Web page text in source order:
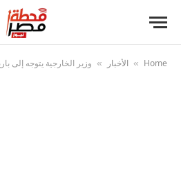
Home
» الأخبار » وزير الخارجية يتوجه إلى باريس